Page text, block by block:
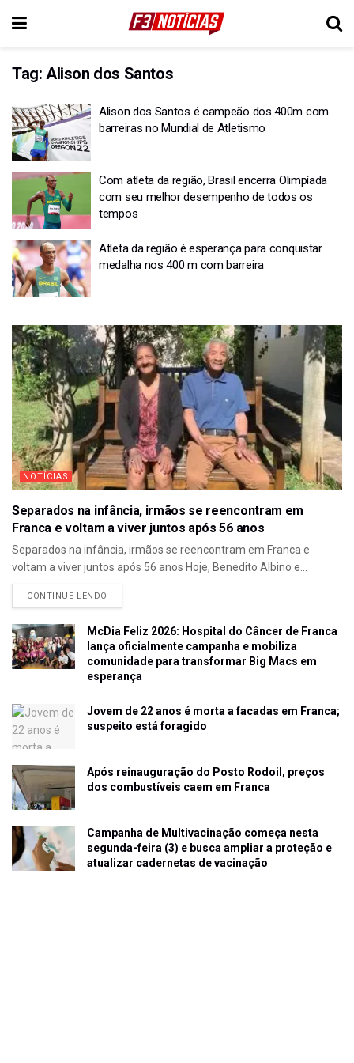
Tag: Alison dos Santos
Alison dos Santos é campeão dos 400m com
barreiras no Mundial de Atletismo
Com atleta da região, Brasil encerra Olimpíada
com seu melhor desempenho de todos os
tempos
Atleta da região é esperança para conquistar
medalha nos 400 m com barreira
NOTÍCIAS
Separados na infância, irmãos se reencontram em
Franca e voltam a viver juntos após 56 anos
Separados na infância, irmãos se reencontram em Franca e
voltam a viver juntos após 56 anos Hoje, Benedito Albino e...
CONTINUE LENDO
McDia Feliz 2026: Hospital do Câncer de Franca
lança oficialmente campanha e mobiliza
comunidade para transformar Big Macs em
esperança
Jovem de 22 anos é morta a facadas em Franca;
suspeito está foragido
Após reinauguração do Posto Rodoil, preços
dos combustíveis caem em Franca
Campanha de Multivacinação começa nesta
segunda-feira (3) e busca ampliar a proteção e
atualizar cadernetas de vacinação